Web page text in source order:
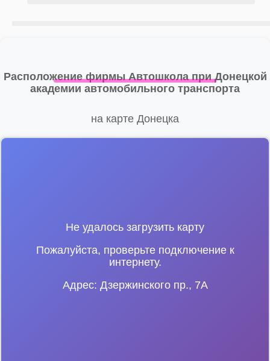
Расположение фирмы Автошкола при Донецкой
академии автомобильного транспорта
на карте Донецка
Не удалось загрузить карту
Пожалуйста, проверьте подключение к
интернету.
Адрес: Дзержинского пр., 7А